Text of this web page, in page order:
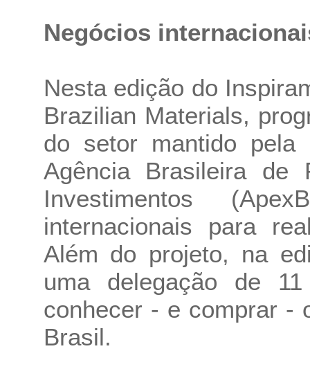
Negócios
Nesta edição do
Brazilian Materials,
do setor mantido
Agência Brasileira de
Investimentos
internacionais para
Além do projeto, na
uma delegação de
conhecer - e comprar -
Brasil.